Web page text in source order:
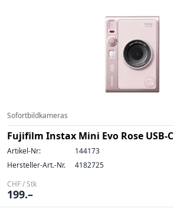
Sofortbildkameras
Fujifilm Instax Mini Evo Rose USB-C
Artikel-Nr:
144173
Hersteller-Art.-Nr.
4182725
CHF / Stk
199.–